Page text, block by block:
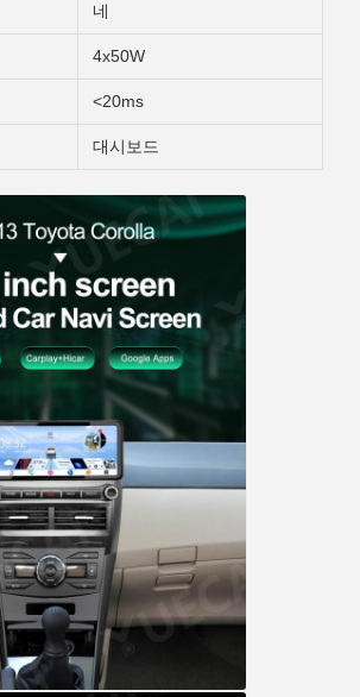
네
4x50W
<20ms
대시보드